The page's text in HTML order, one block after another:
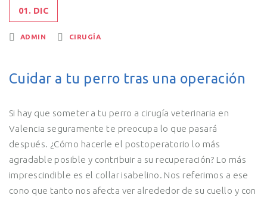
01. DIC
ADMIN CIRUGÍA
Cuidar a tu perro tras una operación
Si hay que someter a tu perro a cirugía veterinaria en
Valencia seguramente te preocupa lo que pasará
después. ¿Cómo hacerle el postoperatorio lo más
agradable posible y contribuir a su recuperación? Lo más
imprescindible es el collar isabelino. Nos referimos a ese
cono que tanto nos afecta ver alrededor de su cuello y con